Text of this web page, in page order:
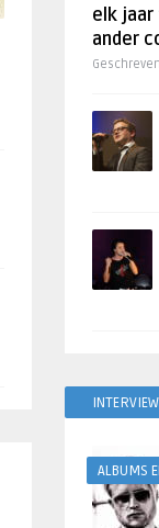
elk jaar
ander
ALBUMS